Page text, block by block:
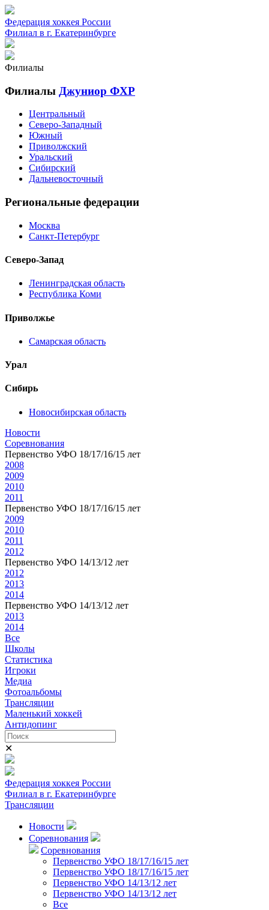
Федерация хоккея России
Филиал в г. Екатеринбурге
Филиалы
Филиалы Джуниор ФХР
Центральный
Северо-Западный
Южный
Приволжский
Уральский
Сибирский
Дальневосточный
Региональные федерации
Москва
Санкт-Петербург
Северо-Запад
Ленинградская область
Республика Коми
Приволжье
Самарская область
Урал
Сибирь
Новосибирская область
Новости
Соревнования
Первенство УФО 18/17/16/15 лет
2008
2009
2010
2011
Первенство УФО 18/17/16/15 лет
2009
2010
2011
2012
Первенство УФО 14/13/12 лет
2012
2013
2014
Первенство УФО 14/13/12 лет
2013
2014
Все
Школы
Статистика
Игроки
Медиа
Фотоальбомы
Трансляции
Маленький хоккей
Антидопинг
✕
Федерация хоккея России
Филиал в г. Екатеринбурге
Трансляции
Новости
Соревнования
Соревнования
Первенство УФО 18/17/16/15 лет
Первенство УФО 18/17/16/15 лет
Первенство УФО 14/13/12 лет
Первенство УФО 14/13/12 лет
Все